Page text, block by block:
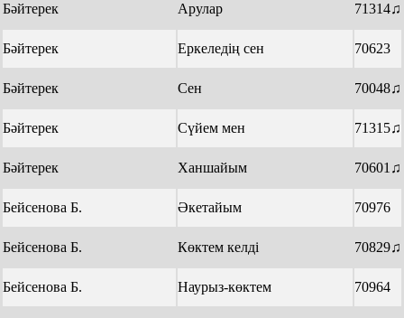
Бәйтерек Арулар 71314♫
Бәйтерек Еркеледің сен 70623
Бәйтерек Сен 70048♫
Бәйтерек Сүйем мен 71315♫
Бәйтерек Ханшайым 70601♫
Бейсенова Б. Әкетайым 70976
Бейсенова Б. Көктем келді 70829♫
Бейсенова Б. Наурыз-көктем 70964